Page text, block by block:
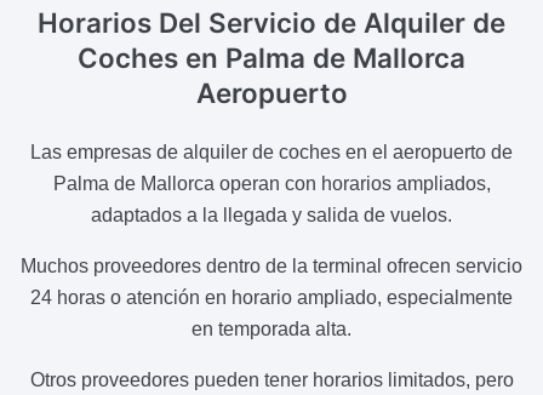
Horarios Del Servicio de Alquiler de
Coches en Palma de Mallorca
Aeropuerto
Las empresas de alquiler de coches en el aeropuerto de
Palma de Mallorca operan con horarios ampliados,
adaptados a la llegada y salida de vuelos.
Muchos proveedores dentro de la terminal ofrecen servicio
24 horas o atención en horario ampliado, especialmente
en temporada alta.
Otros proveedores pueden tener horarios limitados, pero